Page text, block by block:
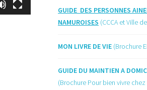
GUIDE DES PERSONNES
NAMUROISES (CCCA et Ville
MON LIVRE DE VIE (Brochure
GUIDE DU MAINTIEN A
(Brochure Pour bien vivre chez